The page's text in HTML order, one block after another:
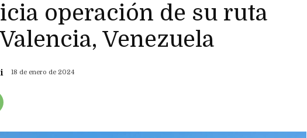
operación de su ruta
Venezuela
18 de enero de 2024